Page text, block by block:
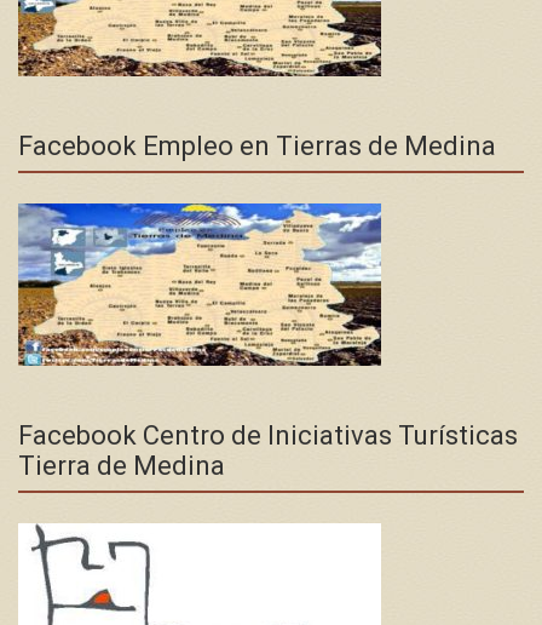
Facebook Empleo en Tierras de Medina
Facebook Centro de Iniciativas Turísticas
Tierra de Medina